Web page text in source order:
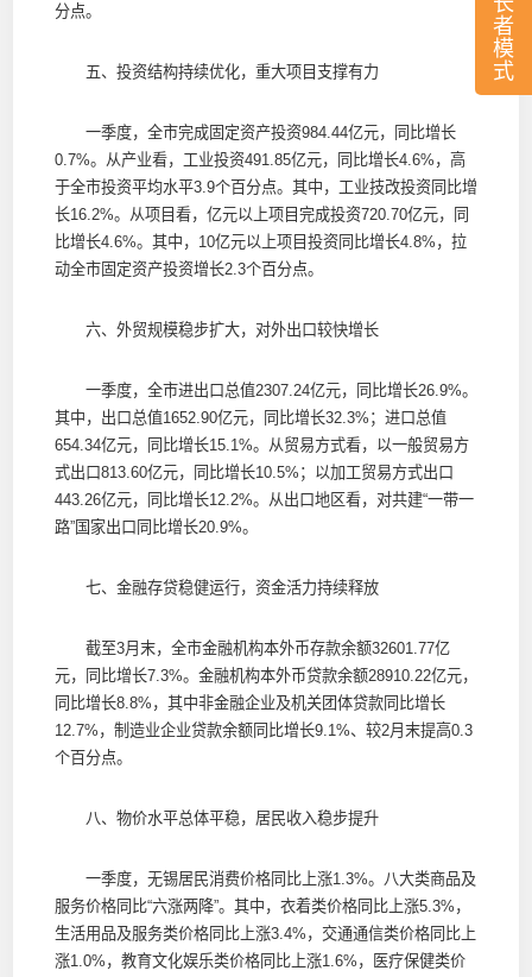
者
模
式
分点。
五、投资结构持续优化，重大项目支撑有力
一季度，全市完成固定资产投资984.44亿元，同比增长
0.7%。从产业看，工业投资491.85亿元，同比增长4.6%，高
于全市投资平均水平3.9个百分点。其中，工业技改投资同比增
长16.2%。从项目看，亿元以上项目完成投资720.70亿元，同
比增长4.6%。其中，10亿元以上项目投资同比增长4.8%，拉
动全市固定资产投资增长2.3个百分点。
六、外贸规模稳步扩大，对外出口较快增长
一季度，全市进出口总值2307.24亿元，同比增长26.9%。
其中，出口总值1652.90亿元，同比增长32.3%；进口总值
654.34亿元，同比增长15.1%。从贸易方式看，以一般贸易方
式出口813.60亿元，同比增长10.5%；以加工贸易方式出口
443.26亿元，同比增长12.2%。从出口地区看，对共建“一带一
路”国家出口同比增长20.9%。
七、金融存贷稳健运行，资金活力持续释放
截至3月末，全市金融机构本外币存款余额32601.77亿
元，同比增长7.3%。金融机构本外币贷款余额28910.22亿元，
同比增长8.8%，其中非金融企业及机关团体贷款同比增长
12.7%，制造业企业贷款余额同比增长9.1%、较2月末提高0.3
个百分点。
八、物价水平总体平稳，居民收入稳步提升
一季度，无锡居民消费价格同比上涨1.3%。八大类商品及
服务价格同比“六涨两降”。其中，衣着类价格同比上涨5.3%，
生活用品及服务类价格同比上涨3.4%，交通通信类价格同比上
涨1.0%，教育文化娱乐类价格同比上涨1.6%，医疗保健类价